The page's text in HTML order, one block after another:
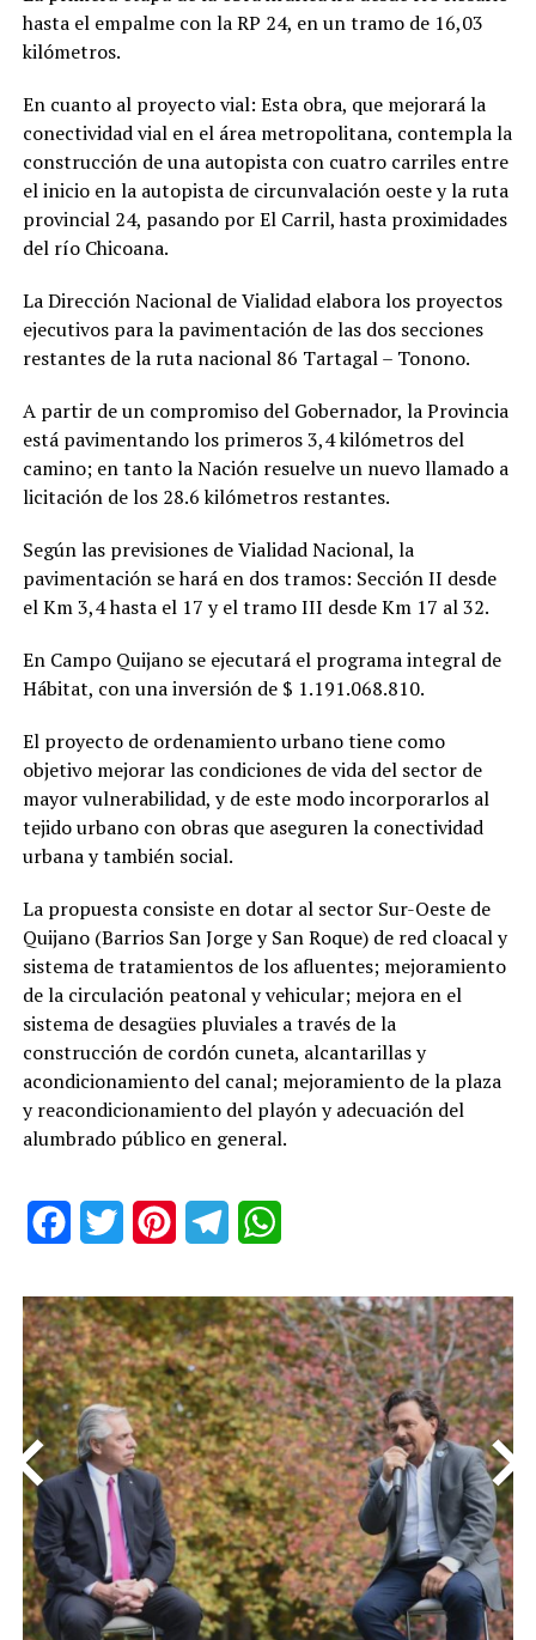
hasta el empalme con la RP 24, en un tramo de 16,03
kilómetros.
En cuanto al proyecto vial: Esta obra, que mejorará la
conectividad vial en el área metropolitana, contempla la
construcción de una autopista con cuatro carriles entre
el inicio en la autopista de circunvalación oeste y la ruta
provincial 24, pasando por El Carril, hasta proximidades
del río Chicoana.
La Dirección Nacional de Vialidad elabora los proyectos
ejecutivos para la pavimentación de las dos secciones
restantes de la ruta nacional 86 Tartagal – Tonono.
A partir de un compromiso del Gobernador, la Provincia
está pavimentando los primeros 3,4 kilómetros del
camino; en tanto la Nación resuelve un nuevo llamado a
licitación de los 28.6 kilómetros restantes.
Según las previsiones de Vialidad Nacional, la
pavimentación se hará en dos tramos: Sección II desde
el Km 3,4 hasta el 17 y el tramo III desde Km 17 al 32.
En Campo Quijano se ejecutará el programa integral de
Hábitat, con una inversión de $ 1.191.068.810.
El proyecto de ordenamiento urbano tiene como
objetivo mejorar las condiciones de vida del sector de
mayor vulnerabilidad, y de este modo incorporarlos al
tejido urbano con obras que aseguren la conectividad
urbana y también social.
La propuesta consiste en dotar al sector Sur-Oeste de
Quijano (Barrios San Jorge y San Roque) de red cloacal y
sistema de tratamientos de los afluentes; mejoramiento
de la circulación peatonal y vehicular; mejora en el
sistema de desagües pluviales a través de la
construcción de cordón cuneta, alcantarillas y
acondicionamiento del canal; mejoramiento de la plaza
y reacondicionamiento del playón y adecuación del
alumbrado público en general.
FacebookTwitter PinterestTelegram
< >